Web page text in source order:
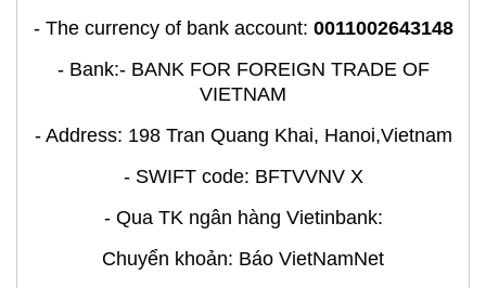
- The currency of bank account: 0011002643148
- Bank:- BANK FOR FOREIGN TRADE OF
VIETNAM
- Address: 198 Tran Quang Khai, Hanoi,Vietnam
- SWIFT code: BFTVVNV X
- Qua TK ngân hàng Vietinbank:
Chuyển khoản: Báo VietNamNet